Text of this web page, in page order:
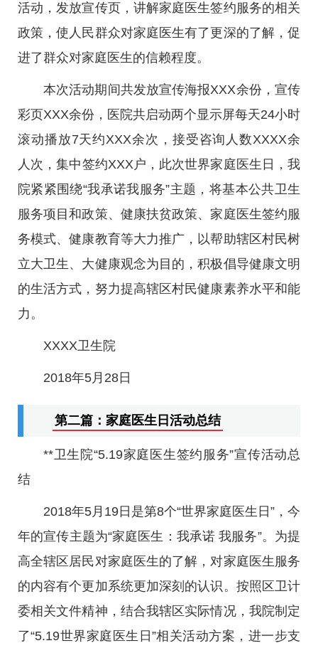
活动，发放宣传页，讲解家庭医生签约服务的相关
政策，使人民群众对家庭医生有了更深的了解，促
进了群众对家庭医生的信赖程度。
本次活动期间共发放宣传海报XXX余份，宣传
彩页XXX余份，医院共启动两个显示屏每天24小时
滚动播放7天约XXX余次，接受咨询人数XXXX余
人次，集中签约XXX户，此次世界家庭医生日，我
院紧紧围绕“我承诺我服务”主题，将基本公共卫生
服务项目和政策、健康扶贫政策、家庭医生签约服
务模式、健康教育等大力推广，以帮助辖区村民树
立大卫生、大健康观念为目的，积极倡导健康文明
的生活方式，努力提高辖区村民健康素养水平和能
力。
XXXX卫生院
2018年5月28日
第二篇：家庭医生日活动总结
**卫生院“5.19家庭医生签约服务”宣传活动总
结
2018年5月19日是第8个“世界家庭医生日”，今
年的宣传主题为“家庭医生：我承诺 我服务”。为提
高全辖区居民对家庭医生的了解，对家庭医生服务
的内容有个更加系统更加深刻的认识。按照区卫计
委相关文件精神，结合我辖区实际情况，我院制定
了“5.19世界家庭医生日”相关活动方案，进一步支